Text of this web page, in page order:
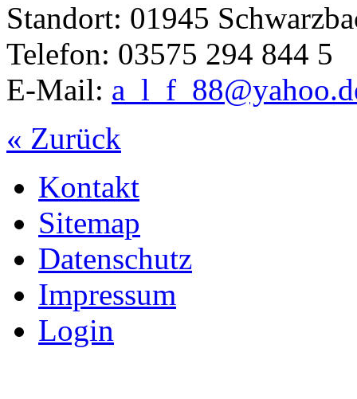
Standort: 01945
Telefon: 03575 294 844 5
E-Mail:
« Zurück
Kontakt
Sitemap
Datenschutz
Impressum
Login